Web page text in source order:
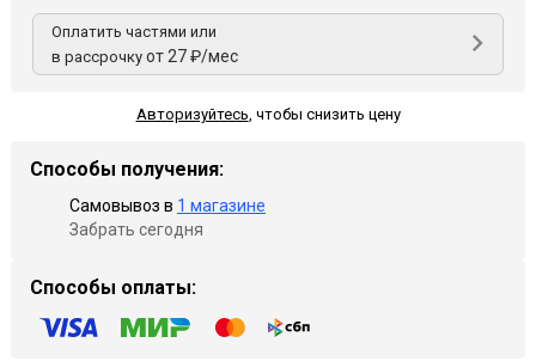
Оплатить частями или
в рассрочку от 27 ₽/мес
Авторизуйтесь, чтобы снизить цену
Способы получения:
Самовывоз в 1 магазине
Забрать сегодня
Способы оплаты: